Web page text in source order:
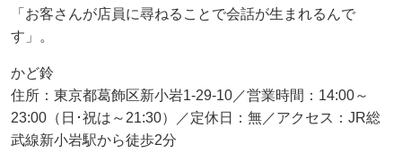
「お客さんが店員に尋ねることで会話が生まれるんで
す」。
かど鈴
住所：東京都葛飾区新小岩1-29-10／営業時間：14:00～
23:00（日･祝は～21:30）／定休日：無／アクセス：JR総
武線新小岩駅から徒歩2分